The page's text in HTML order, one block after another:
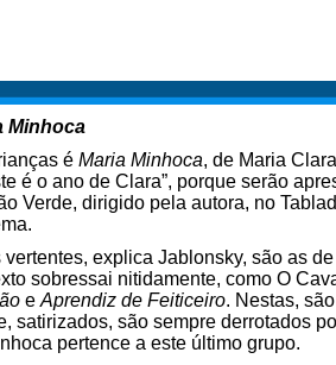
Minhoca
é Maria Minhoca, de Maria
é o ano de Clara”, porque serão
Verde, dirigido pela autora, no
vertentes, explica Jablonsky, são as
sobressai nitidamente, como O
e Aprendiz de Feiticeiro. Nestas,
satirizados, são sempre derrotados
pertence a este último grupo.